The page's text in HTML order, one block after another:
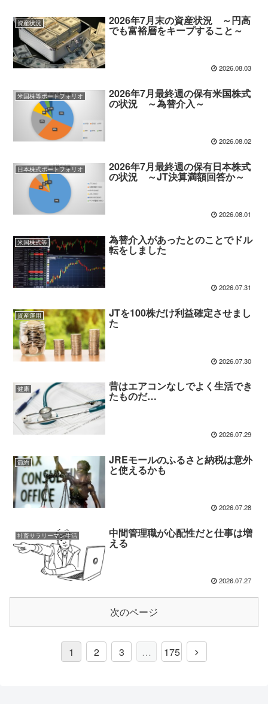
資産状況 2026年7月末の資産状況 ～円高
でも富裕層をキープすること～
2026.08.03
米国株等ポートフォリオ 2026年7月最終週の保有米国株式
の状況 ～為替介入～
2026.08.02
日本株式ポートフォリオ 2026年7月最終週の保有日本株式
の状況 ～JT決算満額回答か～
2026.08.01
米国株式等 為替介入があったとのことでドル
転をしました
2026.07.31
資産運用 JTを100株だけ利益確定させまし
た
2026.07.30
健康 昔はエアコンなしでよく生活でき
たものだ…
2026.07.29
節約 JREモールのふるさと納税は意外
と使えるかも
2026.07.28
社畜サラリーマン生活 中間管理職が心配性だと仕事は増
える
2026.07.27
次のページ
1 2 3 … 175